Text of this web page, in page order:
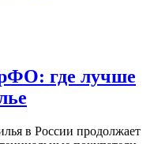
где лучше
в России продолжает